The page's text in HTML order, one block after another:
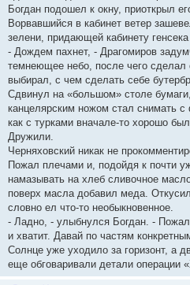
Богдан подошел к окну, приоткрыл
Ворвавшийся в кабинет ветер
зелени, придающей кабинету
- Дождем пахнет, - Драгомиров
темнеющее небо, после чего
выбирал, с чем сделать себе
Сдвинул на «большом» столе
канцелярским ножом стал снимать
как с турками вначале-то хорошо
Дружили.
Черняховский никак не
Пожал плечами и, подойдя к почти
намазывать на хлеб сливочное
поверх масла добавил меда.
словно ел что-то необыкновенное.
- Ладно, - улыбнулся Богдан. -
и хватит. Давай по частям
Солнце уже уходило за горизонт, а
еще обговаривали детали операции